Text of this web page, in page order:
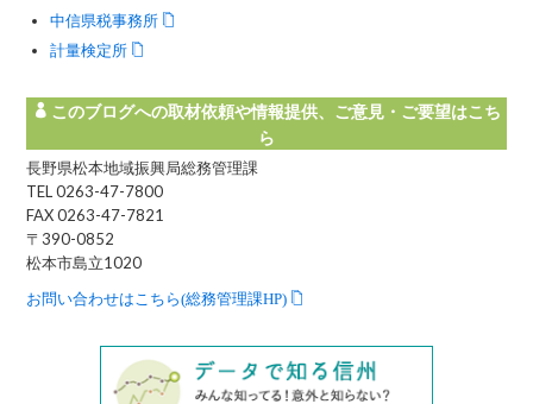
中信県税事務所
計量検定所
このブログへの取材依頼や情報提供、ご意見・ご要望はこち
ら
長野県松本地域振興局総務管理課
TEL 0263-47-7800
FAX 0263-47-7821
〒390-0852
松本市島立1020
お問い合わせはこちら(総務管理課HP)